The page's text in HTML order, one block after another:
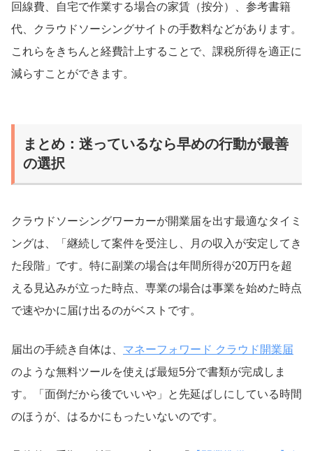
回線費、自宅で作業する場合の家賃（按分）、参考書籍
代、クラウドソーシングサイトの手数料などがあります。
これらをきちんと経費計上することで、課税所得を適正に
減らすことができます。
まとめ：迷っているなら早めの行動が最善
の選択
クラウドソーシングワーカーが開業届を出す最適なタイミ
ングは、「継続して案件を受注し、月の収入が安定してき
た段階」です。特に副業の場合は年間所得が20万円を超
える見込みが立った時点、専業の場合は事業を始めた時点
で速やかに届け出るのがベストです。
届出の手続き自体は、 マネーフォワード クラウド開業届
のような無料ツールを使えば最短5分で書類が完成しま
す。「面倒だから後でいいや」と先延ばしにしている時間
のほうが、はるかにもったいないのです。